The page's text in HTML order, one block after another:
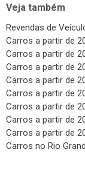
Veja também
Revendas de
Carros a partir de
Carros a partir de
Carros a partir de
Carros a partir de
Carros a partir de
Carros a partir de
Carros a partir de
Carros a partir de
Carros no Rio